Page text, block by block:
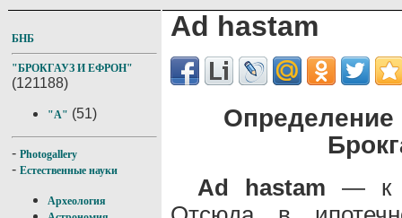
БНБ
"БРОКГАУЗ И ЕФРОН"
(121188)
"A" (51)
- Photogallery
- Естественные науки
Археология
Ad hastam
Определение
Ad hastam — к